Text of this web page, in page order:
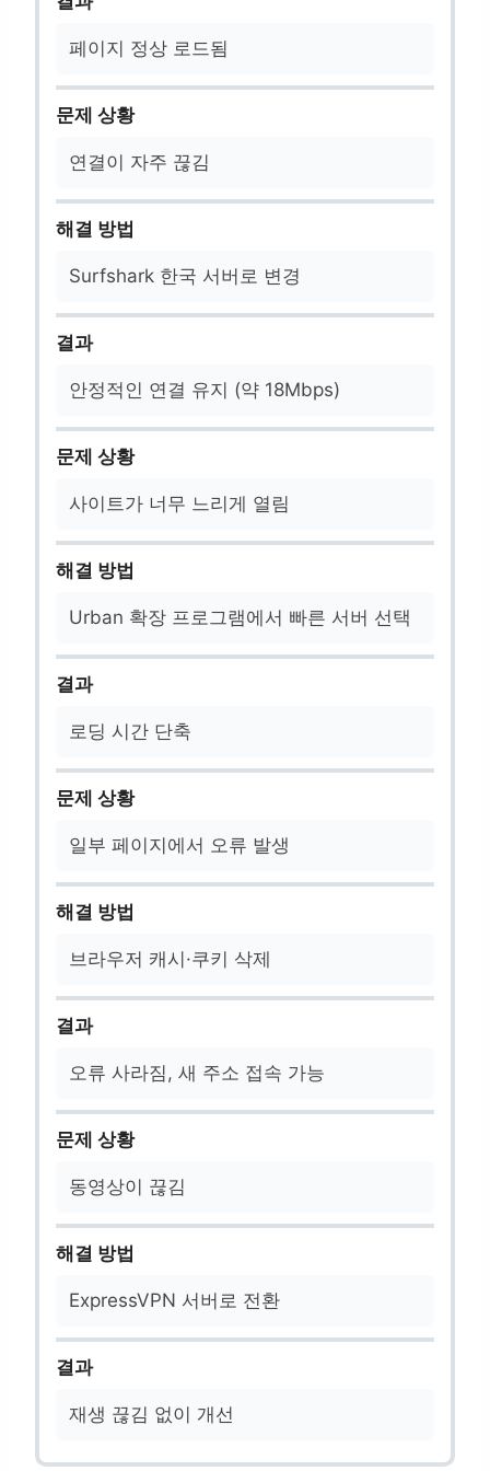
페이지 정상 로드됨
문제 상황
연결이 자주 끊김
해결 방법
Surfshark 한국 서버로 변경
결과
안정적인 연결 유지 (약 18Mbps)
문제 상황
사이트가 너무 느리게 열림
해결 방법
Urban 확장 프로그램에서 빠른 서버 선택
결과
로딩 시간 단축
문제 상황
일부 페이지에서 오류 발생
해결 방법
브라우저 캐시·쿠키 삭제
결과
오류 사라짐, 새 주소 접속 가능
문제 상황
동영상이 끊김
해결 방법
ExpressVPN 서버로 전환
결과
재생 끊김 없이 개선